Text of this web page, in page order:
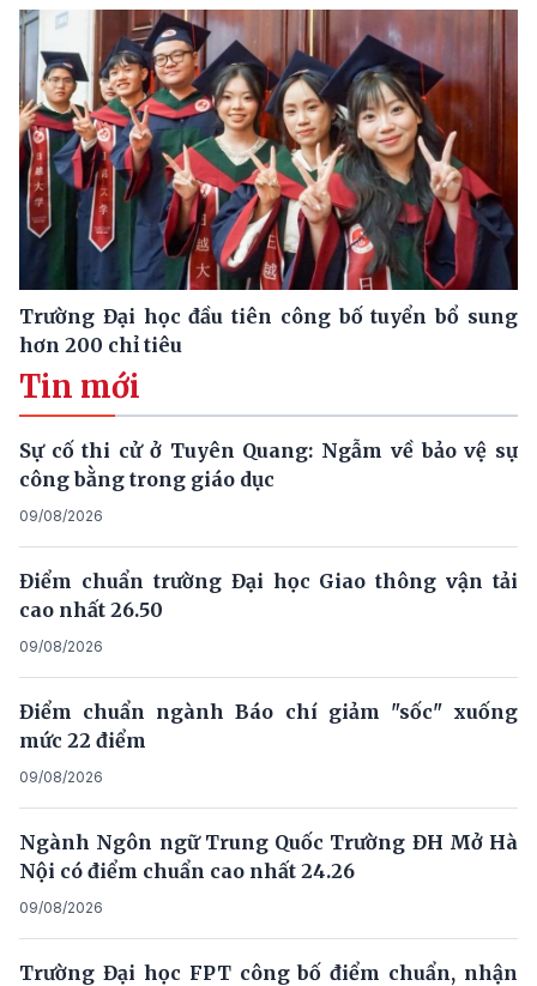
Trường Đại học đầu tiên công bố tuyển bổ sung
hơn 200 chỉ tiêu
Tin mới
Sự cố thi cử ở Tuyên Quang: Ngẫm về bảo vệ sự
công bằng trong giáo dục
09/08/2026
Điểm chuẩn trường Đại học Giao thông vận tải
cao nhất 26.50
09/08/2026
Điểm chuẩn ngành Báo chí giảm "sốc" xuống
mức 22 điểm
09/08/2026
Ngành Ngôn ngữ Trung Quốc Trường ĐH Mở Hà
Nội có điểm chuẩn cao nhất 24.26
09/08/2026
Trường Đại học FPT công bố điểm chuẩn, nhận